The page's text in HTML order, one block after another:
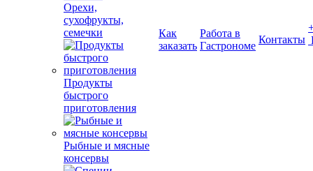
Орехи,
сухофрукты,
семечки
Продукты
быстрого
приготовления
Рыбные и мясные
консервы
Как
заказать
Работа в
Гастрономе
Контакты